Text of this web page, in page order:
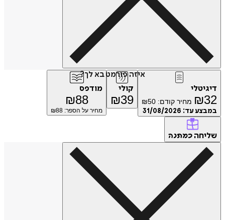
איזה פורמט בא לך?
₪ מחיר קודם: ₪50
עד:31/08/2026
₪ 39
מודפס
₪
מחיר על הספר: ₪88
כמתנה